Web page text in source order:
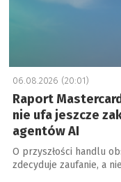
06.08.2026 (20:01)
Raport
nie ufa jeszcze
agentów AI
O przyszłości handlu
zdecyduje zaufanie, a